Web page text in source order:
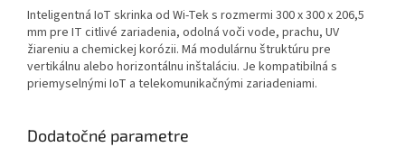
Inteligentná IoT skrinka od Wi-Tek s rozmermi 300 x 300 x 206,5
mm pre IT citlivé zariadenia, odolná voči vode, prachu, UV
žiareniu a chemickej korózii. Má modulárnu štruktúru pre
vertikálnu alebo horizontálnu inštaláciu. Je kompatibilná s
priemyselnými IoT a telekomunikačnými zariadeniami.
Dodatočné parametre